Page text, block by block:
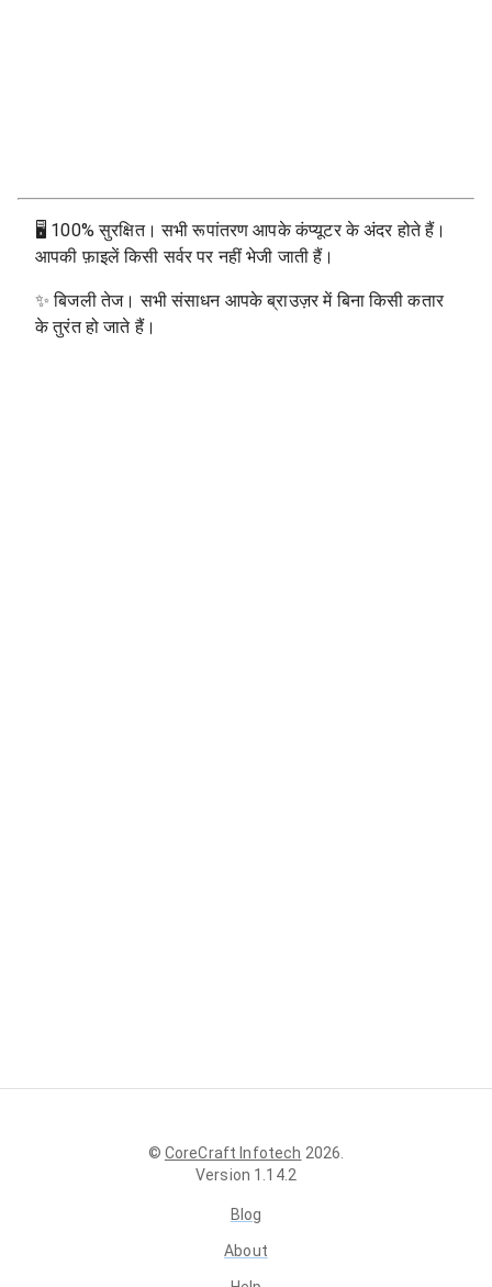
🖥 100% सुरक्षित। सभी रूपांतरण आपके कंप्यूटर के अंदर होते हैं।
आपकी फ़ाइलें किसी सर्वर पर नहीं भेजी जाती हैं।
✨बिजली तेज। सभी संसाधन आपके ब्राउज़र में बिना किसी कतार
के तुरंत हो जाते हैं।
© CoreCraft Infotech 2026
Version 1.14.2
Blog
About